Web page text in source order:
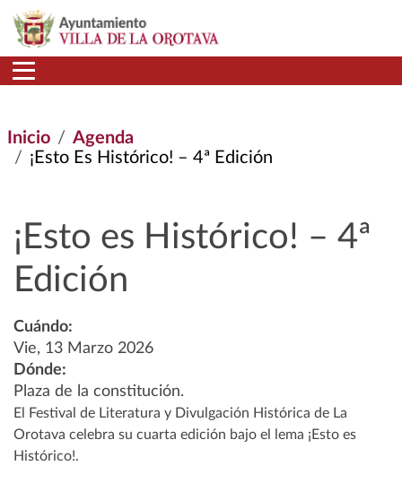
Pasar al contenido principal
Inicio
Agenda
¡Esto Es Histórico! – 4ª Edición
¡Esto es Histórico! – 4ª
Edición
Cuándo:
Vie, 13 Marzo 2026
Dónde:
Plaza de la constitución.
El Festival de Literatura y Divulgación Histórica de La
Orotava celebra su cuarta edición bajo el lema ¡Esto es
Histórico!.